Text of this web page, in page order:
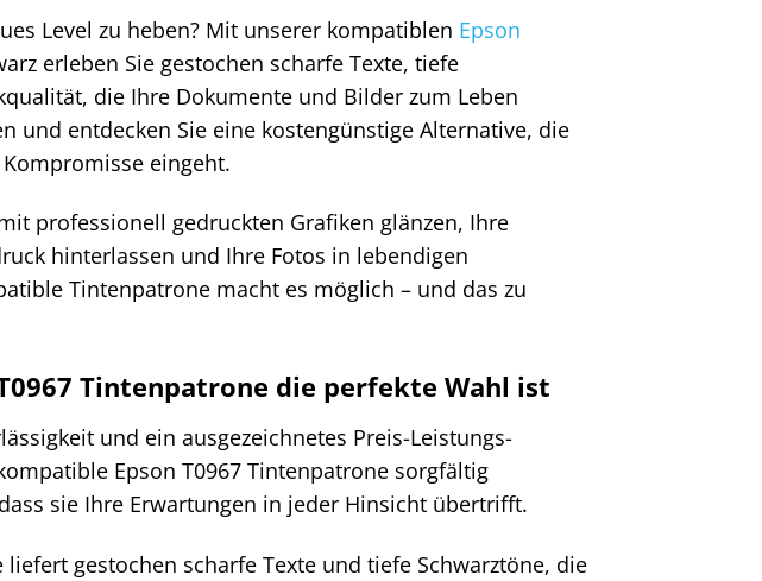
Level zu heben? Mit unserer kompatiblen Epson
erleben Sie gestochen scharfe Texte, tiefe
die Ihre Dokumente und Bilder zum Leben
und entdecken Sie eine kostengünstige Alternative, die
eingeht.
professionell gedruckten Grafiken glänzen, Ihre
hinterlassen und Ihre Fotos in lebendigen
Tintenpatrone macht es möglich – und das zu
Tintenpatrone die perfekte Wahl ist
und ein ausgezeichnetes Preis-Leistungs-
Epson T0967 Tintenpatrone sorgfältig
sie Ihre Erwartungen in jeder Hinsicht übertrifft.
liefert gestochen scharfe Texte und tiefe Schwarztöne, die